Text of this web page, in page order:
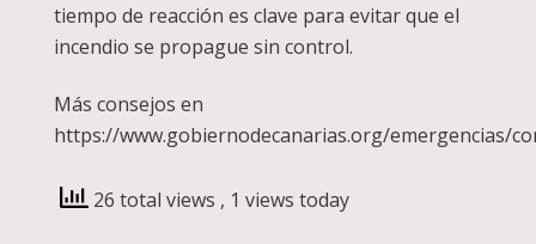
tiempo de reacción es clave para evitar que el
incendio se propague sin control.
Más consejos en
https://www.gobiernodecanarias.org/emergencias/
26 total views , 1 views today